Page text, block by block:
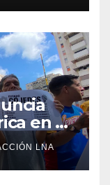
en el
LNA